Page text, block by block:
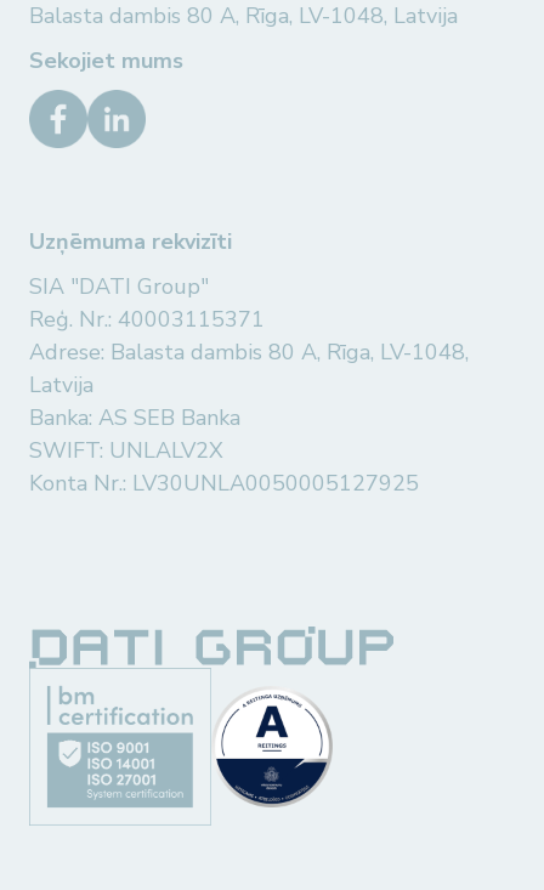
Balasta dambis 80 A, Rīga, LV-1048, Latvija
Sekojiet mums
Uzņēmuma rekvizīti
SIA "DATI Group"
Reģ. Nr.: 40003115371
Adrese: Balasta dambis 80 A, Rīga, LV-1048,
Latvija
Banka: AS SEB Banka
SWIFT: UNLALV2X
Konta Nr.: LV30UNLA0050005127925